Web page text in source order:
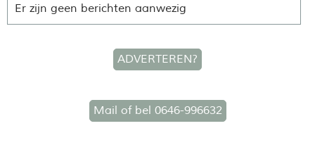
Er zijn geen berichten aanwezig
ADVERTEREN?
Mail of bel 0646-996632